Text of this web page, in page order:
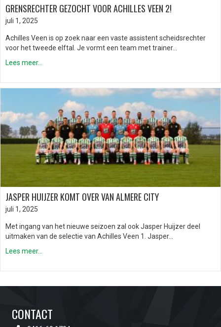
GRENSRECHTER GEZOCHT VOOR ACHILLES VEEN 2!
juli 1, 2025
Achilles Veen is op zoek naar een vaste assistent scheidsrechter
voor het tweede elftal. Je vormt een team met trainer…
Lees meer...
JASPER HUIJZER KOMT OVER VAN ALMERE CITY
juli 1, 2025
Met ingang van het nieuwe seizoen zal ook Jasper Huijzer deel
uitmaken van de selectie van Achilles Veen 1. Jasper…
Lees meer...
CONTACT